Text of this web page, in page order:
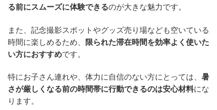
る前にスムーズに体験できるのが大きな魅力です。
また、記念撮影スポットやグッズ売り場なども空いている
時間に楽しめるため、
限られた滞在時間を効率よく使いた
い方におすすめです。
特にお子さん連れや、体力に自信のない方にとっては、 暑
さが厳しくなる前の時間帯に行動できるのは安心材料にな
ります。